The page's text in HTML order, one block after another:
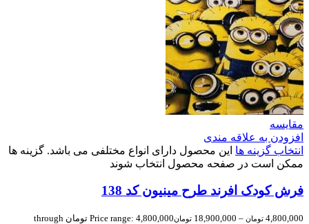
مقایسه
افزودن به علاقه مندی
انتخاب گزینه ها این محصول دارای انواع مختلفی می باشد. گزینه ها
ممکن است در صفحه محصول انتخاب شوند
فرش کودک افرند طرح مینیون کد 138
4,800,000 تومان –
18,900,000 تومان
Price range: 4,800,000 تومان through